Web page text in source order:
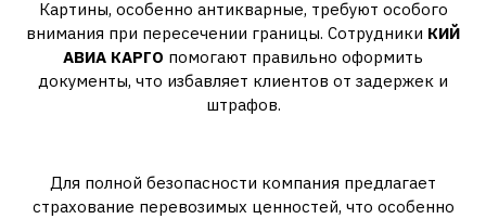
Картины, особенно антикварные, требуют особого
внимания при пересечении границы. Сотрудники КИЙ
АВИА КАРГО помогают правильно оформить
документы, что избавляет клиентов от задержек и
штрафов.
Для полной безопасности компания предлагает
страхование перевозимых ценностей, что особенно